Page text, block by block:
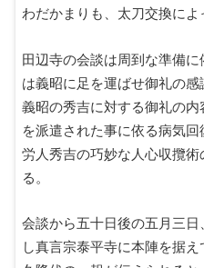
わだかまりも、太刀交換によ
田辺寺の会談は周到な準備
は義昭に足を運ばせ御礼の感
義昭の秀吉に対する御礼の
を派遣された事に依る病気
労人秀吉の巧妙な人心収攬
る。
会談から五十日後の五月三
し真言宗泰平寺に本陣を据